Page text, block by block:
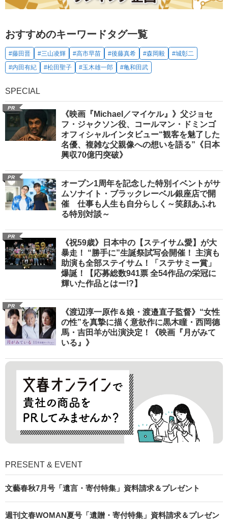
おすすめのキーワードタグ一覧
#藤田晋 #三山凌輝 #高市早苗 #後藤真希 #森岡毅
#城彰二
#内田有紀
#松田聖子 #玉木雄一郎 #亀和田武
SPECIAL
PR
《映画『Michael／マイケル』》父ジョセ
フ・ジャクソン役、コールマン・ドミンゴ
オフィシャルインタビュー“観客を魅了した
名優、複雑な父親像への想いを語る”《日本
興収70億円突破》
PR
オープン1周年を記念した特別イベントがサ
ムソナイト・ブラックレーベル銀座店で開
催 仕事も人生も自分らしく～笑顔あふれ
る特別対談～
PR
《祝59歳》日本中の【ステイサム愛】が大
暴走！ “勝手に”生誕祭試写会開催！ 主演も
助演も全部ステイサム！「ステサミー賞」
爆誕！【応募総数941票 全54作品の栄冠に
輝いた作品とはー!?】
PR
《渡辺淳一原作＆娘・渡邉直子監督》“女性
の性”を真摯に描く意欲作に黒木瞳・西岡德
馬・吉田羊が出演決定！《映画『月がみて
いる』》
PRESENT & EVENT
文藝春秋7月号「遺言・寄付特集」資料請求＆プレゼント
週刊文春WOMAN夏号「遺贈・寄付特集」資料請求＆プレゼン